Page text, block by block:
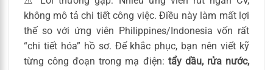
không mô tả chi tiết công việc. Điều này làm mất lợi
thế so với ứng viên Philippines/Indonesia vốn rất
“chi tiết hóa” hồ sơ. Để khắc phục, bạn nên viết kỹ
từng công đoạn trong mạ điện: tẩy dầu, rửa nước,